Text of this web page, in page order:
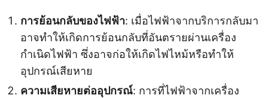
การย้อนกลับของไฟฟ้า: เมื่อไฟฟ้าจากบริการกลับมา
อาจทำให้เกิดการย้อนกลับที่อันตรายผ่านเครื่อง
กำเนิดไฟฟ้า ซึ่งอาจก่อให้เกิดไฟไหม้หรือทำให้
อุปกรณ์เสียหาย
ความเสียหายต่ออุปกรณ์: การที่ไฟฟ้าจากเครื่อง